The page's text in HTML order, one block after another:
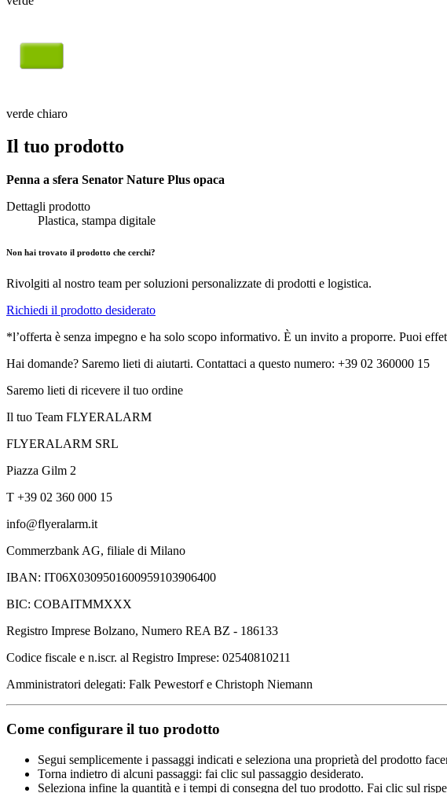
verde chiaro
Il tuo prodotto
Penna a sfera Senator Nature Plus opaca
Dettagli prodotto
Plastica, stampa digitale
Non hai trovato il prodotto che cerchi?
Rivolgiti al nostro team per soluzioni personalizzate di prodotti e logistica.
Richiedi il prodotto desiderato
*l’offerta è senza impegno e ha solo scopo informativo. È un invito a proporre. Puoi
Hai domande? Saremo lieti di aiutarti. Contattaci a questo numero: +39 02 360000 15
Saremo lieti di ricevere il tuo ordine
Il tuo Team FLYERALARM
FLYERALARM SRL
Piazza Gilm 2
T +39 02 360 000 15
info@flyeralarm.it
Commerzbank AG, filiale di Milano
IBAN: IT06X0309501600959103906400
BIC: COBAITMMXXX
Registro Imprese Bolzano, Numero REA BZ - 186133
Codice fiscale e n.iscr. al Registro Imprese: 02540810211
Amministratori delegati: Falk Pewestorf e Christoph Niemann
Come configurare il tuo prodotto
Segui semplicemente i passaggi indicati e seleziona una proprietà del prodotto
Torna indietro di alcuni passaggi: fai clic sul passaggio desiderato.
Seleziona infine la quantità e i tempi di consegna del tuo prodotto. Fai clic sul